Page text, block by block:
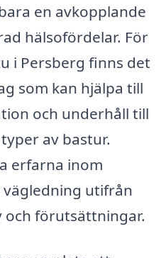
en avkopplande
hälsofördelar. För
i Persberg finns det
som kan hjälpa till
och underhåll till
av bastur.
erfarna inom
utifrån
och förutsättningar.